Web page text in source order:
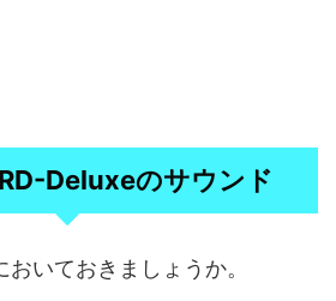
Deluxeのサウンド
いておきましょうか。